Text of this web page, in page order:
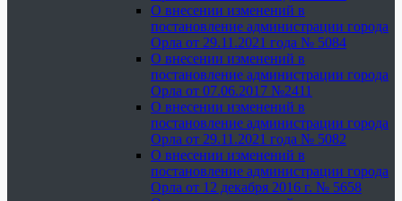
О внесении изменений в
постановление администрации города
Орла от 29.11.2021 года № 5084
О внесении изменений в
постановление администрации города
Орла от 07.06.2017 №2411
О внесении изменений в
постановление администрации города
Орла от 29.11.2021 года № 5082
О внесении изменений в
постановление администрации города
Орла от 12 декабря 2016 г. № 5658